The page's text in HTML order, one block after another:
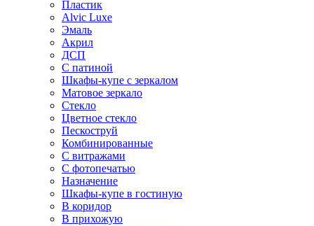
Пластик
Alvic Luxe
Эмаль
Акрил
ДСП
С патиной
Шкафы-купе с зеркалом
Матовое зеркало
Стекло
Цветное стекло
Пескоструй
Комбинированные
С витражами
С фотопечатью
Назначение
Шкафы-купе в гостиную
В коридор
В прихожую